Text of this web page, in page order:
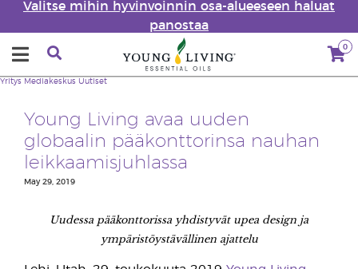
Valitse mihin hyvinvoinnin osa-alueeseen haluat
panostaa
0
Yritys Mediakeskus Uutiset
Young Living avaa uuden
globaalin pääkonttorinsa nauhan
leikkaamisjuhlassa
May 29, 2019
Uudessa pääkonttorissa yhdistyvät upea design ja
ympäristöystävällinen ajattelu